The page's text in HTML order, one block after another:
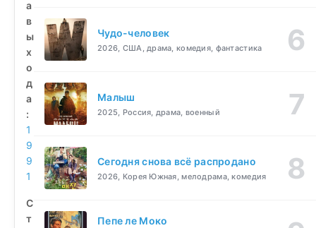
бесплатно
а
в
ы
х
о
д
а
:
1
9
9
1
С
т
Чудо-человек
2026, США, драма, комедия, фантастика
Малыш
2025, Россия, драма, военный
Сегодня снова всё распродано
2026, Корея Южная, мелодрама, комедия
Пепе ле Моко